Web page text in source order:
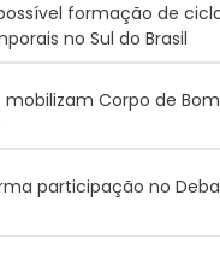
formação de
no Sul do Brasil
Corpo de
participação no